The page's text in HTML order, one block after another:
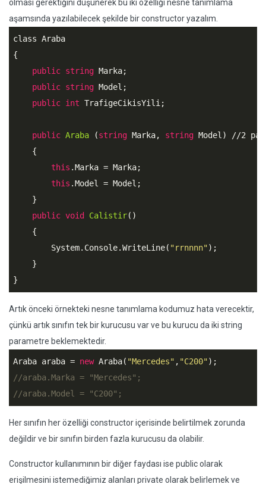
olması gerektiğini düşünerek bu iki özelliği nesne tanımlama
aşamsında yazılabilecek şekilde bir constructor yazalım.
class Araba
{
public string Marka;
public string Model;
public int TrafigeCikisYili;
public Araba (string Marka, string Model) //2
    {
this .Marka = Marka;
this .Model = Model;
    }
public void Calistir()
    {
        System.Console.WriteLine(
"rrnnnn");
    }
}
Artık önceki örnekteki nesne tanımlama kodumuz hata verecektir,
çünkü artık sınıfın tek bir kurucusu var ve bu kurucu da iki string
parametre beklemektedir.
Araba araba = new Araba( "Mercedes" , "C200"
//araba.Marka = "Mercedes";
//araba.Model = "C200";
Her sınıfın her özelliği constructor içerisinde belirtilmek zorunda
değildir ve bir sınıfın birden fazla kurucusu da olabilir.
Constructor kullanımının bir diğer faydası ise public olarak
erişilmesini istemediğimiz alanları private olarak belirlemek ve